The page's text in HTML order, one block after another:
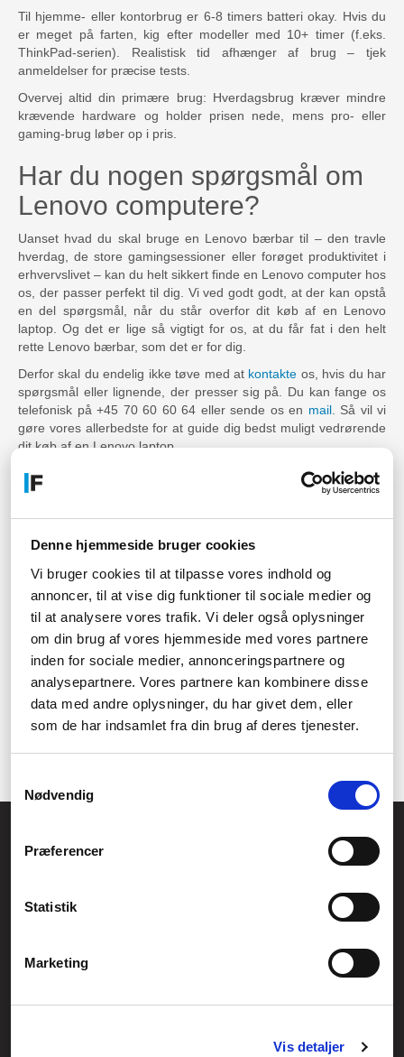
Denne hjemmeside bruger cookies
Vi bruger cookies til at tilpasse vores indhold og
annoncer, til at vise dig funktioner til sociale medier og
til at analysere vores trafik. Vi deler også oplysninger
om din brug af vores hjemmeside med vores partnere
inden for sociale medier, annonceringspartnere og
analysepartnere. Vores partnere kan kombinere disse
data med andre oplysninger, du har givet dem, eller
som de har indsamlet fra din brug af deres tjenester.
Nødvendig
Præferencer
Statistik
Marketing
Vis detaljer
Til hjemme- eller kontorbrug er 6-8 timers batteri okay. Hvis du
er meget på farten, kig efter modeller med 10+ timer (f.eks.
ThinkPad-serien). Realistisk tid afhænger af brug – tjek
anmeldelser for præcise tests.
Overvej altid din primære brug: Hverdagsbrug kræver mindre
krævende hardware og holder prisen nede, mens pro- eller
gaming-brug løber op i pris.
Har du nogen spørgsmål om
Lenovo computere?
Uanset hvad du skal bruge en Lenovo bærbar til – den travle
hverdag, de store gamingsessioner eller forøget produktivitet i
erhvervslivet – kan du helt sikkert finde en Lenovo computer hos
os, der passer perfekt til dig. Vi ved godt godt, at der kan opstå
en del spørgsmål, når du står overfor dit køb af en Lenovo
laptop. Og det er lige så vigtigt for os, at du får fat i den helt
rette Lenovo bærbar, som det er for dig.
Derfor skal du endelig ikke tøve med at kontakte os, hvis du har
spørgsmål eller lignende, der presser sig på. Du kan fange os
telefonisk på +45 70 60 60 64 eller sende os en mail. Så vil vi
gøre vores allerbedste for at guide dig bedst muligt vedrørende
dit køb af en Lenovo laptop.
Psst. Du kan også gøre brug af vores filterfunktion til højre i
toppen – her kan du præcisere din søgning ift. grafikkort,
CVR.: 26208637
Generelle henvendelser:
Service- og reklamationsafdelingen: